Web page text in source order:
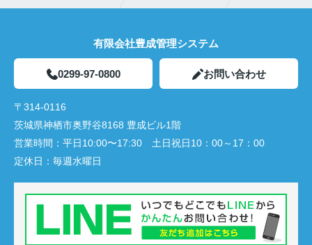
有限会社豊成管理システム
0299-97-0800 お問い合わせ
〒314-0116
茨城県神栖市奥野谷8168 豊成ビル1階
営業時間： 平日10:00〜17:30 土日祝日10：00～17：00
定休日： 毎週水曜日